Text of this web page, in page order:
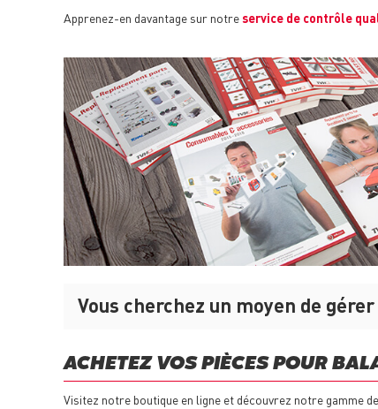
Apprenez-en davantage sur notreservice de contrôle
Vous cherchez un moyen de
ACHETEZ VOS PIÈCES POUR
Visitez notre boutique en ligne et découvrez notre gamme